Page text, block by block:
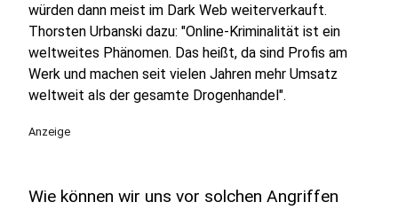
würden dann meist im Dark Web weiterverkauft.
Thorsten Urbanski dazu: "Online-Kriminalität ist ein
weltweites Phänomen. Das heißt, da sind Profis am
Werk und machen seit vielen Jahren mehr Umsatz
weltweit als der gesamte Drogenhandel".
Anzeige
Wie können wir uns vor solchen Angriffen